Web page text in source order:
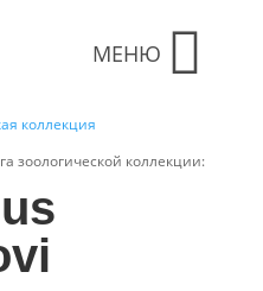
МЕНЮ
коллекция
зоологической коллекции: